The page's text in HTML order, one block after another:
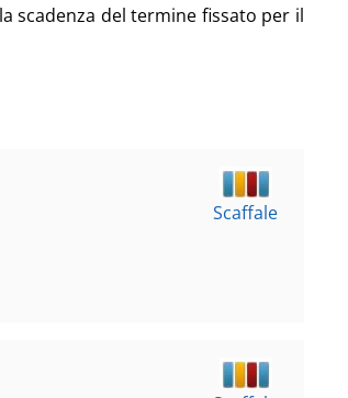
scadenza del termine fissato per il
Scaffale